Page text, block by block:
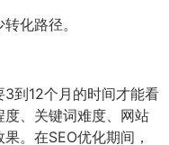
化路径。
3到12个月的时间才能看
、关键词难度、网站
。在SEO优化期间，